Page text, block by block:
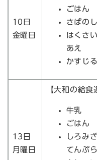
10日
金曜日
ごはん
さばの
はくさ
あえ
かすじる
13日
月曜日
【大和の給食
牛乳
ごはん
しろみ
てんぷら